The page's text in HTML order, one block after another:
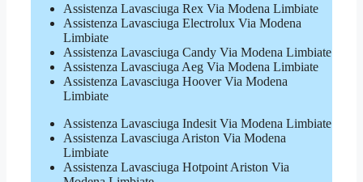
Assistenza Lavasciuga Rex Via Modena Limbiate
Assistenza Lavasciuga Electrolux Via Modena
Limbiate
Assistenza Lavasciuga Candy Via Modena Limbiate
Assistenza Lavasciuga Aeg Via Modena Limbiate
Assistenza Lavasciuga Hoover Via Modena
Limbiate
Assistenza Lavasciuga Indesit Via Modena Limbiate
Assistenza Lavasciuga Ariston Via Modena
Limbiate
Assistenza Lavasciuga Hotpoint Ariston Via